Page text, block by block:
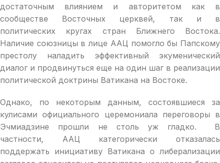
достаточным влиянием и авторитетом как в
сообществе Восточных церквей, так и в
политических кругах стран Ближнего Востока.
Наличие союзницы в лице ААЦ помогло бы Папскому
престолу наладить эффективный экуменический
диалог и продвинуться еще на один шаг в реализации
политической доктрины Ватикана на Востоке.
Однако, по некоторым данным, состоявшиеся за
кулисами официального церемониала переговоры в
Эчмиадзине прошли не столь уж гладко. В
частности, ААЦ категорически отказалась
поддержать инициативу Ватикана о либерализации